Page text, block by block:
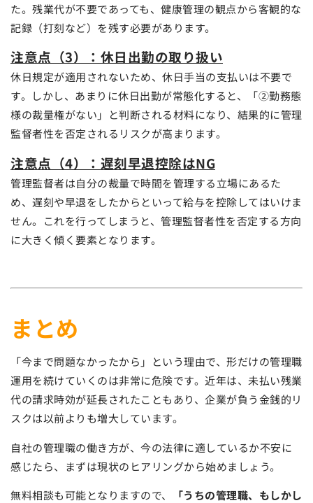
た。残業代が不要であっても、健康管理の観点から客観的な
記録（打刻など）を残す必要があります。
注意点（3）：休日出勤の取り扱い
休日規定が適用されないため、休日手当の支払いは不要で
す。しかし、あまりに休日出勤が常態化すると、「②勤務態
様の裁量権がない」と判断される材料になり、結果的に管理
監督者性を否定されるリスクが高まります。
注意点（4）：遅刻早退控除はNG
管理監督者は自分の裁量で時間を管理する立場にあるた
め、遅刻や早退をしたからといって給与を控除してはいけま
せん。これを行ってしまうと、管理監督者性を否定する方向
に大きく傾く要素となります。
まとめ
「今まで問題なかったから」という理由で、形だけの管理職
運用を続けていくのは非常に危険です。近年は、未払い残業
代の請求時効が延長されたこともあり、企業が負う金銭的リ
スクは以前よりも増大しています。
自社の管理職の働き方が、今の法律に適しているか不安に
感じたら、まずは現状のヒアリングから始めましょう。
無料相談も可能となりますので、
「うちの管理職、もしかし